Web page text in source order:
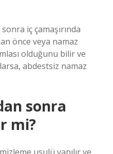
iç çamaşırında
önce veya namaz
olduğunu bilir ve
abdestsiz namaz
sonra
mi?